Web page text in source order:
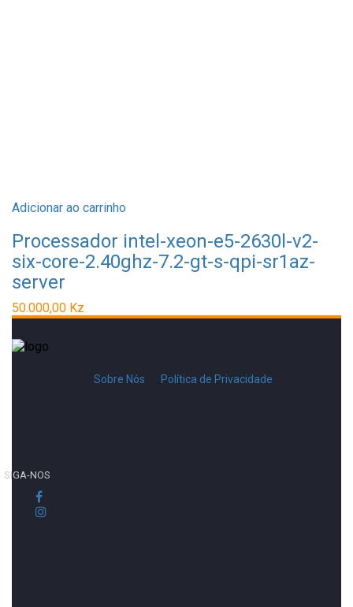
Adicionar ao carrinho
Processador intel-xeon-e5-2630l-v2-
six-core-2.40ghz-7.2-gt-s-qpi-sr1az-
server
50.000,00 Kz
Sobre Nós Política de Privacidade
SIGA-NOS